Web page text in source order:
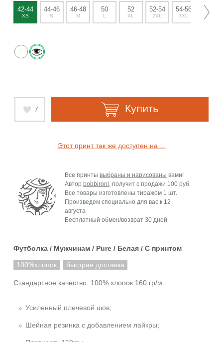
42-44
XS
44-46
S
46-48
M
50
L
52
XL
52-54
2XL
54-56
3XL
56-58
4XL
7 Купить
Этот принт так же доступен на ...
Все принты выбраны и нарисованы вами!
Автор bobbironi, получит с продажи 100 руб.
Все товары изготовлены тиражом 1 шт.
Произведем специально для вас к 12
августа
Бесплатный обмен/возврат 30 дней
Футболка / Мужчинам / Pure / Белая / C принтом
100%хлопок быстрая доставка
Стандартное качество. 100% хлопок 160 гр/м.
Усиленный плечевой шов;
Шейная резинка с добавлением лайкры;